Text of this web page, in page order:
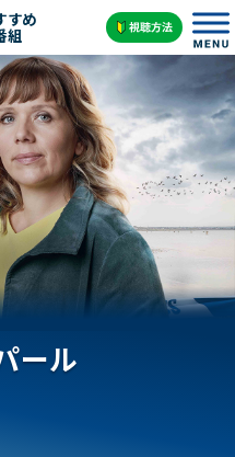
すめ
組
ール